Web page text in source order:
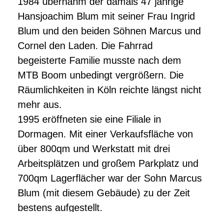
Hansjoachim Blum mit seiner Frau Ingrid
Blum und den beiden Söhnen Marcus und
Cornel den Laden. Die Fahrrad
begeisterte Familie musste nach dem
MTB Boom unbedingt vergrößern. Die
Räumlichkeiten in Köln reichte längst nicht
mehr aus.
1995 eröffneten sie eine Filiale in
Dormagen. Mit einer Verkaufsfläche von
über 800qm und Werkstatt mit drei
Arbeitsplätzen und großem Parkplatz und
700qm Lagerflächer war der Sohn Marcus
Blum (mit diesem Gebäude) zu der Zeit
bestens aufgestellt.